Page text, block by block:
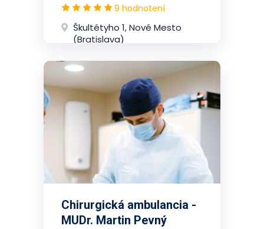
9 hodnotení
Škultétyho 1, Nové Mesto
(Bratislava)
Chirurgická ambulancia -
MUDr. Martin Pevný